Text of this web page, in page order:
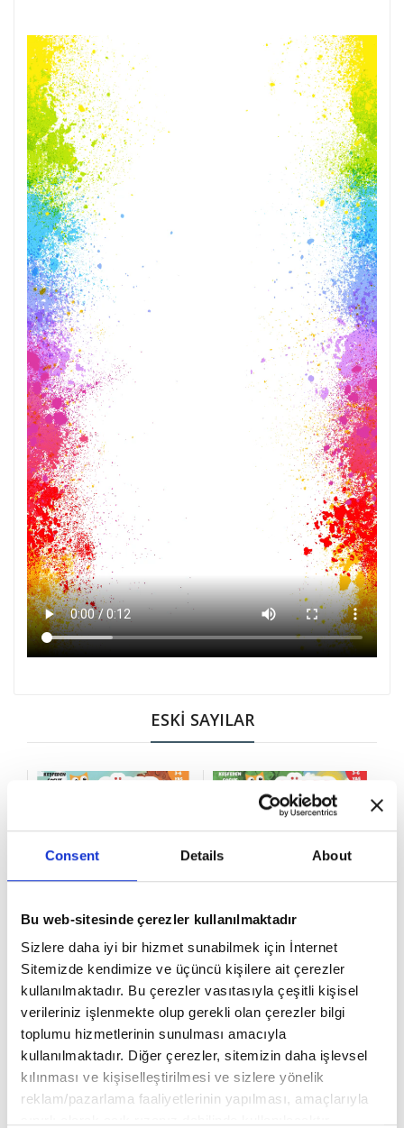
Consent Details About
Bu web-sitesinde çerezler kullanılmaktadır
Sizlere daha iyi bir hizmet sunabilmek için İnternet
Sitemizde kendimize ve üçüncü kişilere ait çerezler
kullanılmaktadır. Bu çerezler vasıtasıyla çeşitli kişisel
verileriniz işlenmekte olup gerekli olan çerezler bilgi
toplumu hizmetlerinin sunulması amacıyla
kullanılmaktadır. Diğer çerezler, sitemizin daha işlevsel
kılınması ve kişiselleştirilmesi ve sizlere yönelik
reklam/pazarlama faaliyetlerinin yapılması, amaçlarıyla
ESKİ SAYILAR
₺79.00
TEK SAYI
SÜPER RESSAMLAR SAYI
6
₺79.00
TEK SAYI
SÜPER RESSAMLAR SAYI